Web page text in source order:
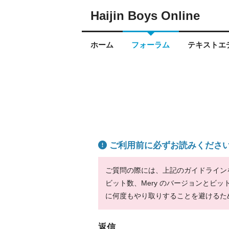
Haijin Boys Online
ホーム フォーラム テキストエ
ご利用前に必ずお読みくださ
ご質問の際には、上記のガイドライ
ビット数、Mery のバージョンとビッ
に何度もやり取りすることを避ける